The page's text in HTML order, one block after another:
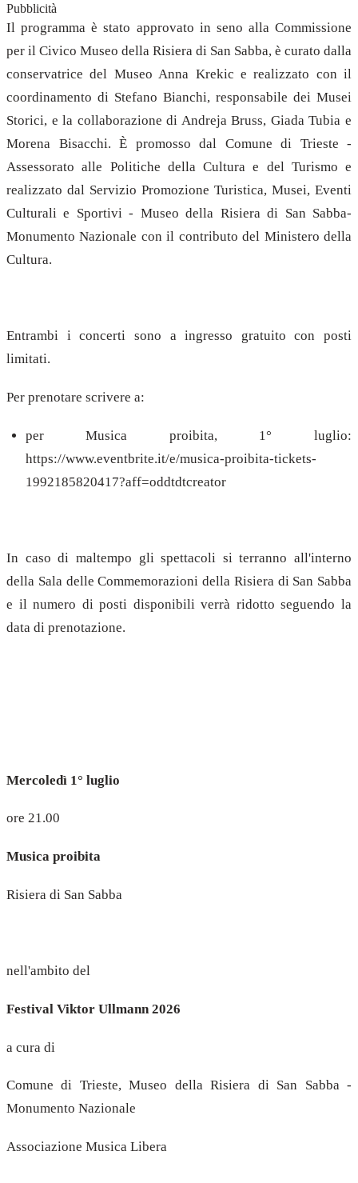
Pubblicità
Il programma è stato approvato in seno alla Commissione
per il Civico Museo della Risiera di San Sabba, è curato dalla
conservatrice del Museo Anna Krekic e realizzato con il
coordinamento di Stefano Bianchi, responsabile dei Musei
Storici, e la collaborazione di Andreja Bruss, Giada Tubia e
Morena Bisacchi. È promosso dal Comune di Trieste -
Assessorato alle Politiche della Cultura e del Turismo e
realizzato dal Servizio Promozione Turistica, Musei, Eventi
Culturali e Sportivi - Museo della Risiera di San Sabba-
Monumento Nazionale con il contributo del Ministero della
Cultura.
Entrambi i concerti sono a ingresso gratuito con posti
limitati.
Per prenotare scrivere a:
per Musica proibita, 1° luglio:
https://www.eventbrite.it/e/musica-proibita-tickets-
1992185820417?aff=oddtdtcreator
In caso di maltempo gli spettacoli si terranno all'interno
della Sala delle Commemorazioni della Risiera di San Sabba
e il numero di posti disponibili verrà ridotto seguendo la
data di prenotazione.
Mercoledì 1° luglio
ore 21.00
Musica proibita
Risiera di San Sabba
nell'ambito del
Festival Viktor Ullmann 2026
a cura di
Comune di Trieste, Museo della Risiera di San Sabba -
Monumento Nazionale
Associazione Musica Libera